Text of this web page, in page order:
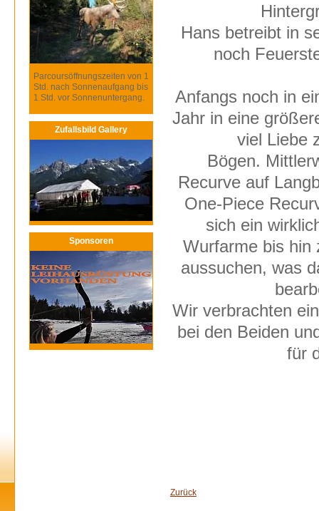
Parcoursöffnungszeiten von 1
Std. nach Sonnenaufgang bis
1 Std. vor Sonnenuntergang.
Zufallsbild Gallery
Sponsoren
Hans betreibt in
noch
Anfangs noch in
Jahr in eine
viel Liebe
Bögen.
Recurve auf
One-Piece
sich ein
Wurfarme bis hin
aussuchen, was
Wir verbrachten
bei den Beiden
für
Zurück